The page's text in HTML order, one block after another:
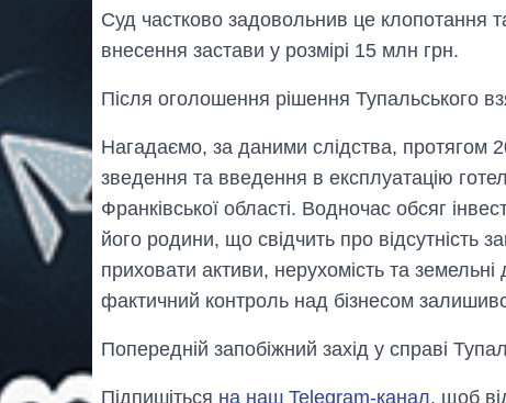
Суд частково задовольнив це клопотання
внесення застави у розмірі 15 млн грн.
Після оголошення рішення Тупальського
Нагадаємо, за даними слідства, протягом
зведення та введення в експлуатацію
Франківської області. Водночас обсяг
його родини, що свідчить про
приховати активи, нерухомість та
фактичний контроль над бізнесом
Попередній запобіжний захід у справі
Підпишіться на наш Telegram-канал, щоб